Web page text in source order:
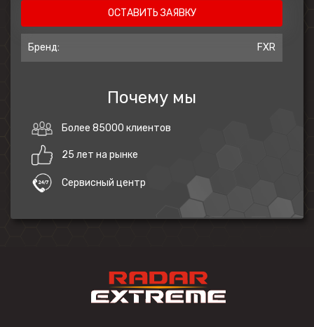
ОСТАВИТЬ ЗАЯВКУ
Бренд: FXR
Почему мы
Более 85000 клиентов
25 лет на рынке
Сервисный центр